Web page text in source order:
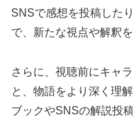
SNSで感想を投稿した
で、新たな視点や解釈
さらに、視聴前にキャ
と、物語をより深く理
ブックやSNSの解説投